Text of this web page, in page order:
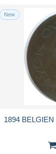
New
1894